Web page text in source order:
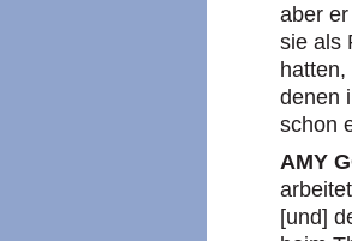
aber
sie als
denen
schon
AMY
[und]